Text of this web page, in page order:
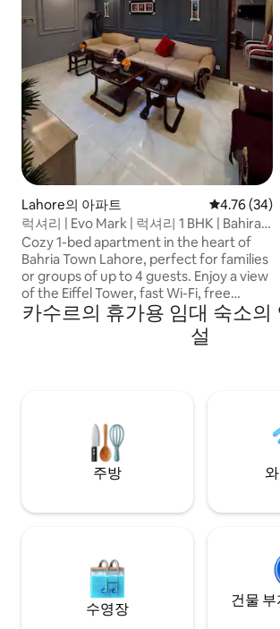
Lahore의 아파트 평점 4.76
4.76 (34)
럭셔리 | Evo Mark | 럭셔리 1 BHK | Bahira
Town LHR
Cozy 1-bed apartment in the heart of
Bahria Town Lahore, perfect for families
or groups of up to 4 guests. Enjoy a view
of the Eiffel Tower, fast Wi-Fi, free
parking, AC, heating, and a fully
equipped kitchen. Located in a secure,
family-friendly building near the Grand
카수르의 휴가용 임대 숙소의
설
주방
수영장
건물